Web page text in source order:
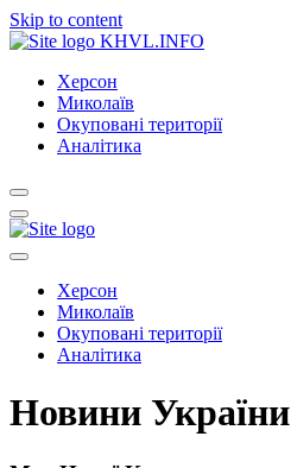
Skip to content
KHVL.INFO
Херсон
Миколаїв
Окуповані території
Аналітика
Херсон
Миколаїв
Окуповані території
Аналітика
Новини України